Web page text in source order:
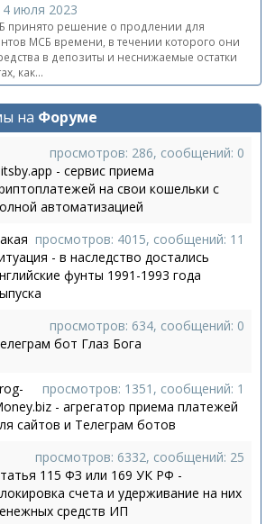
июля 2023
принято решение о продлении для
МСБ времени, в течении которого они
в депозиты и неснижаемые остатки
как...
на Форуме
просмотров: 286, сообщений: 0
- сервис приема
на свои кошельки с
автоматизацией
просмотров: 4015, сообщений: 11
- в наследство достались
фунты 1991-1993 года
просмотров: 634, сообщений: 0
бот Глаз Бога
просмотров: 1351, сообщений: 1
- агрегатор приема платежей
сайтов и Телеграм ботов
просмотров: 6332, сообщений: 25
115 ФЗ или 169 УК РФ -
счета и удерживание на них
средств ИП